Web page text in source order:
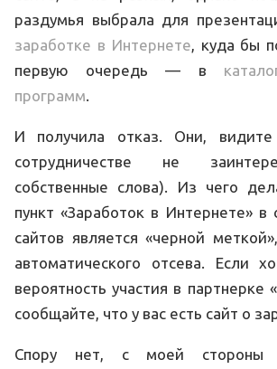
раздумья выбрала для
заработке в Интернете, куда бы
первую очередь — в
программ.
И получила отказ. Они,
сотрудничестве не
собственные слова). Из чего
пункт «Заработок в Интернете» в
сайтов является «черной
автоматического отсева. Если
вероятность участия в партнерке
сообщайте, что у вас есть сайт о
Спору нет, с моей стороны